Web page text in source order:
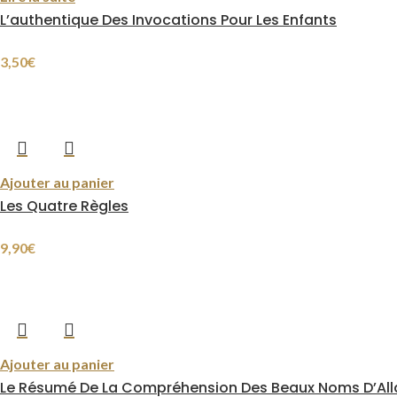
L’authentique Des Invocations Pour Les Enfants
3,50€
Ajouter au panier
Les Quatre Règles
9,90€
Ajouter au panier
Le Résumé De La Compréhension Des Beaux Noms